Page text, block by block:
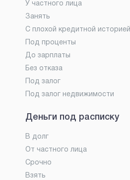
У частного лица
Занять
С плохой кредитной историей
Под проценты
До зарплаты
Без отказа
Под залог
Под залог недвижимости
Деньги под расписку
В долг
От частного лица
Срочно
Взять